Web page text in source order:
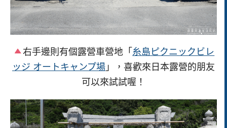
右手邊則有個露營車營地「 糸島ピクニックビレ
ッジ オートキャンプ場 」，喜歡來日本露營的朋友
可以來試試喔！